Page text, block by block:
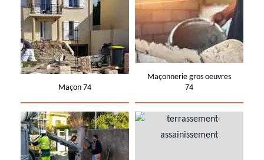
Maçon 74
Maçonnerie gros oeuvres
74